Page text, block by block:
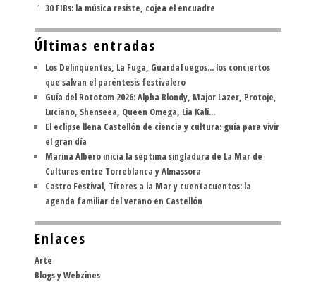
30 FIBs: la música resiste, cojea el encuadre
Últimas entradas
Los Delinqüentes, La Fuga, Guardafuegos... los conciertos
que salvan el paréntesis festivalero
Guía del Rototom 2026: Alpha Blondy, Major Lazer, Protoje,
Luciano, Shenseea, Queen Omega, Lia Kali...
El eclipse llena Castellón de ciencia y cultura: guía para vivir
el gran día
Marina Albero inicia la séptima singladura de La Mar de
Cultures entre Torreblanca y Almassora
Castro Festival, Títeres a la Mar y cuentacuentos: la
agenda familiar del verano en Castellón
Enlaces
Arte
Blogs y Webzines